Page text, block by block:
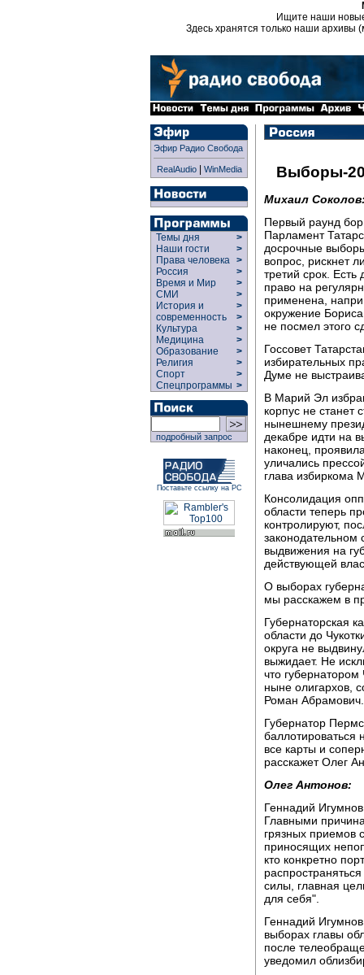
Ищите наши
Здесь хранятся только наши архивы
Эфир Радио Свобода
RealAudio| WinMedia
Темы дня
>
Наши гости
>
Права человека >
Россия
>
Время и Мир
>
СМИ
>
История и
современность
>
>
Культура
>
Медицина
>
Образование
>
Религия
>
Спорт
>
Спецпрограммы >
подробный запрос
Поставьте ссылку на РС
Выборы-
Михаил
Первый раунд
Парламент
досрочные
вопрос, рискнет
третий срок.
право на
применена,
окружение Бориса
не посмел этого
Госсовет
избирательных
Думе не
В Марий Эл
корпус не
нынешнему
декабре идти на
наконец,
уличались
глава избиркома
Консолидация
области теперь
контролируют,
законодательном
выдвижения на
действующей
О выборах
мы расскажем в
Губернаторская
области до
округа не
выжидает. Не
что губернатором
ныне олигархов,
Роман Абрамович.
Губернатор
баллотироваться
все карты и
расскажет Олег
Олег Антонов:
Геннадий
Главными
грязных приемов
приносящих
кто конкретно
силы, главная
для себя".
Геннадий
выборах главы
после
уведомил